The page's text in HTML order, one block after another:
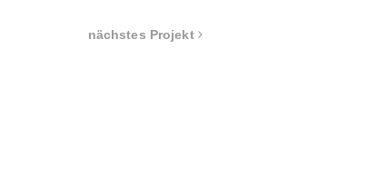
nächstes Projekt